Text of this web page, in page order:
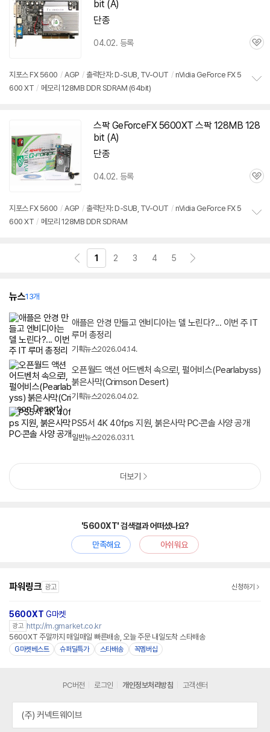
bit (A)
단종
04.02. 등록
관
지포스 FX 5600 / AGP / 출력단자: D-SUB, TV-OUT / nVidia GeForce FX 5
600 XT / 메모리 128MB DDR SDRAM (64bit)
치
스팍 GeForceFX5600XT 스팍 128MB 128
bit (A)
단종
04.02. 등록
관
지포스 FX 5600 / AGP / 출력단자: D-SUB, TV-OUT / nVidia GeForce FX 5
600 XT / 메모리 128MB DDR SDRAM
1 2 3 4 5
뉴스13개
애플은 안경 만들고 엔비디아는 델 노린다?... 이번 주 IT
루머 총정리
기획뉴스2026.04.14.
오픈월드 액션 어드벤처 속으로!, 펄어비스(Pearlabyss)
붉은사막(Crimson Desert)
기획뉴스2026.04.02.
PS5서 4K 40fps 지원, 붉은사막 PC·콘솔 사양 공개
일반뉴스2026.03.11.
더보기
'5600XT' 검색결과 어떠셨나요?
만족해요
아쉬워요
파워링크 광고 신청하기
5600XT G마켓
광고 http://m.gmarket.co.kr
5600XT 주말까지 매일매일 빠른배송, 오늘 주문 내일도착 스타배송
G마켓베스트 슈퍼딜특가 스타배송 꼭멤버십
PC버전 로그인 개인정보처리방침 고객센터
(주) 커넥트웨이브